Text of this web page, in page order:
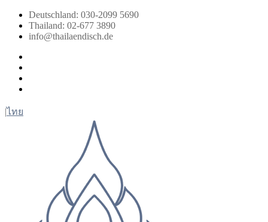
Zum
Inhalt
springen
Deutschland: 030-2099 5690
Thailand: 02-677 3890
info@thailaendisch.de
|ไทย